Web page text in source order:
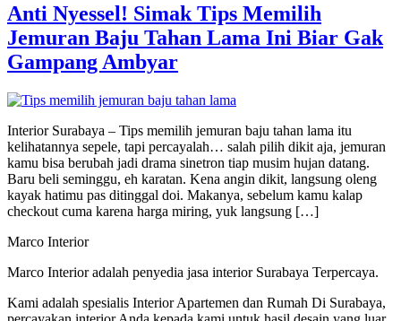
Anti Nyessel! Simak Tips Memilih
Jemuran Baju Tahan Lama Ini Biar Gak
Gampang Ambyar
Interior Surabaya – Tips memilih jemuran baju tahan lama itu
kelihatannya sepele, tapi percayalah… salah pilih dikit aja, jemuran
kamu bisa berubah jadi drama sinetron tiap musim hujan datang.
Baru beli seminggu, eh karatan. Kena angin dikit, langsung oleng
kayak hatimu pas ditinggal doi. Makanya, sebelum kamu kalap
checkout cuma karena harga miring, yuk langsung […]
Marco Interior
Marco Interior adalah penyedia jasa interior Surabaya Terpercaya.
Kami adalah spesialis Interior Apartemen dan Rumah Di Surabaya,